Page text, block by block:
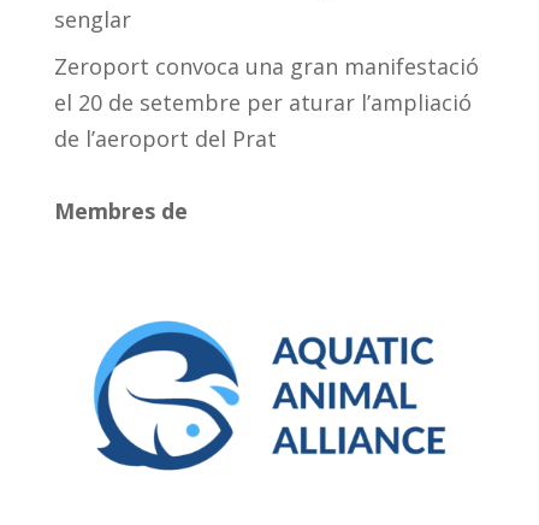
senglar
Zeroport convoca una gran manifestació
el 20 de setembre per aturar l’ampliació
de l’aeroport del Prat
Membres de